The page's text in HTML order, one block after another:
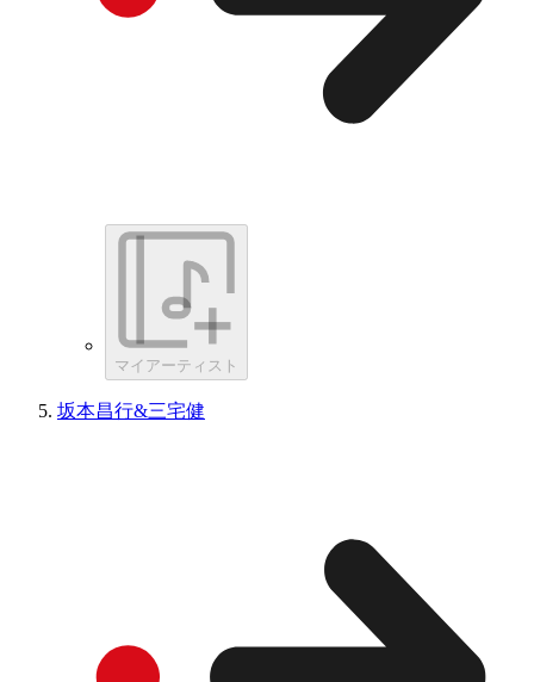
マイアーティスト
坂本昌行&三宅健